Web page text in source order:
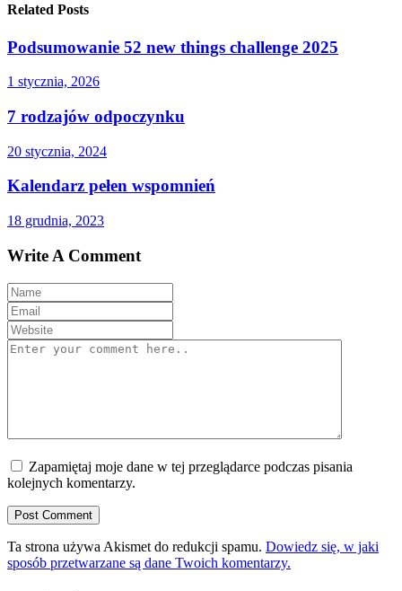
Related Posts
Podsumowanie 52 new things challenge 2025
1 stycznia, 2026
7 rodzajów odpoczynku
20 stycznia, 2024
Kalendarz pełen wspomnień
18 grudnia, 2023
Write A Comment
Zapamiętaj moje dane w tej przeglądarce podczas pisania
kolejnych komentarzy.
Ta strona używa Akismet do redukcji spamu. Dowiedz się, w jaki
sposób przetwarzane są dane Twoich komentarzy.